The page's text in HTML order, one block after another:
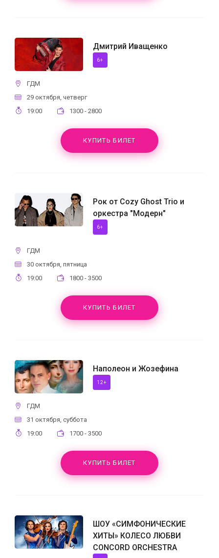
Дмитрий Иващенко
6+
ГДМ
29 октября, четверг
19:00
1300 - 2800
КУПИТЬ БИЛЕТ
Рок от Cozy Ghost Trio и
оркестра "Модерн"
6+
ГДМ
30 октября, пятница
19:00
1800 - 3500
КУПИТЬ БИЛЕТ
Наполеон и Жозефина
12+
ГДМ
31 октября, суббота
19:00
1700 - 3500
КУПИТЬ БИЛЕТ
ШОУ «СИМФОНИЧЕСКИЕ
ХИТЫ» КОЛЕСО ЛЮБВИ
CONCORD ORCHESTRA